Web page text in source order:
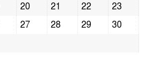
20 21 22
23
27 28 29
30